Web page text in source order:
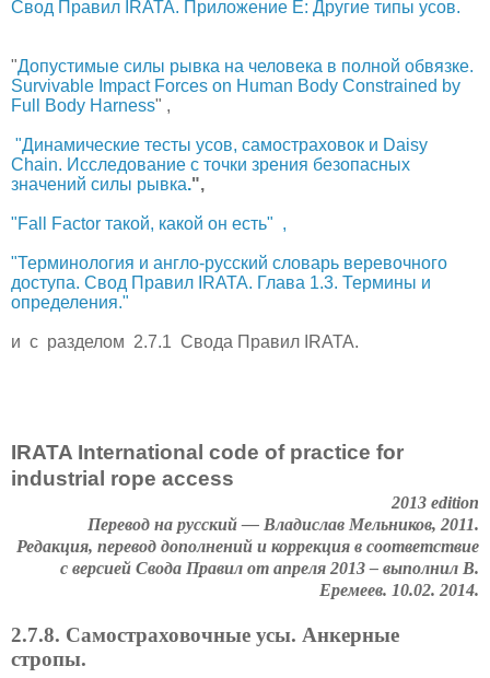
Свод Правил IRATA. Приложение E: Другие типы усов.
"Допустимые силы рывка на человека в полной обвязке.
Survivable Impact Forces on Human Body Constrained by
Full Body Harness" ,
"Динамические тесты усов, самостраховок и Daisy
Chain. Исследование с точки зрения безопасных
значений силы рывка.",
"Fall Factor такой, какой он есть" ,
"Терминология и англо-русский словарь веревочного
доступа. Свод Правил IRATA. Глава 1.3. Термины и
определения."
и с разделом 2.7.1 Свода Правил IRATA.
IRATA International code of practice for
industrial rope access
2013 edition
Перевод на русский — Владислав Мельников, 2011.
Редакция, перевод дополнений и коррекция в соответствие
с версией Свода Правил от апреля 2013 – выполнил В.
Еремеев. 10.02. 2014.
2.7.8. Самостраховочные усы. Анкерные
стропы.